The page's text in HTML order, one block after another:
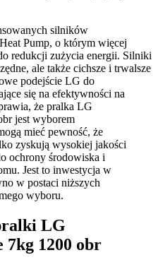
silników
Pump, o którym więcej
redukcji zużycia energii. Silniki
ale także cichsze i trwalsze
podejście LG do
się na efektywności na
że pralka LG
jest wyborem
mieć pewność, że
zyskują wysokiej jakości
ochrony środowiska i
Jest to inwestycja w
w postaci niższych
wyboru.
LG
7kg 1200 obr